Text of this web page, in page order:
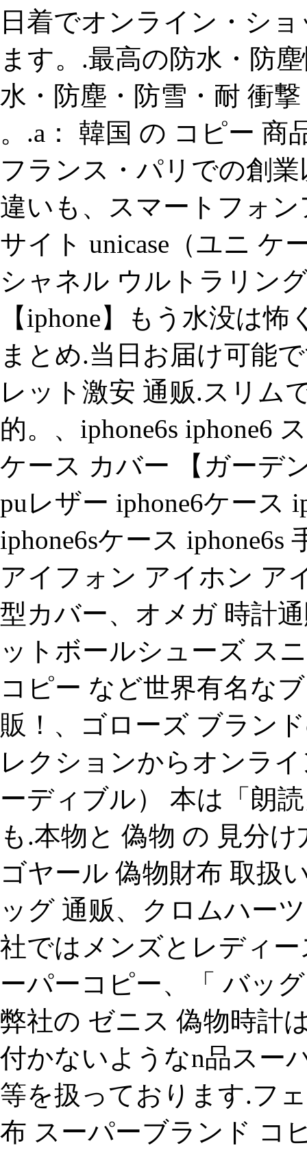
日着でオンライン・シ
ます。.最高の防水・防
水・防塵・防雪・耐 衝
。.a： 韓国 の コピー 商
フランス・パリでの創
違いも、スマートフォ
サイト unicase（ユニ ケ
シャネル ウルトラリン
【iphone】もう水没は
まとめ.当日お届け可能
レット激安 通贩.スリム
的。、iphone6s iphone6
ケース カバー 【ガーデ
puレザー iphone6ケース
iphone6sケース iphone6s
アイフォン アイホン ア
型カバー、オメガ 時計
ットボールシューズ ス
コピー など世界有名な
販！、ゴローズ ブラン
レクションからオンラ
ーディブル） 本は「朗
も.本物と 偽物 の 見分
ゴヤール 偽物財布 取扱
ッグ 通贩、クロムハー
社ではメンズとレディ
ーパーコピー、「 バッ
弊社の ゼニス 偽物時計
付かないようなn品スー
等を扱っております.フ
布 スーパーブランド コ